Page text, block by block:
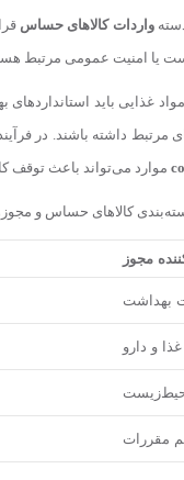
واردات کالاهای حساس
غذایی باید
داشته باشند. در
مجوز
بهداشت
و دارو
مقررات